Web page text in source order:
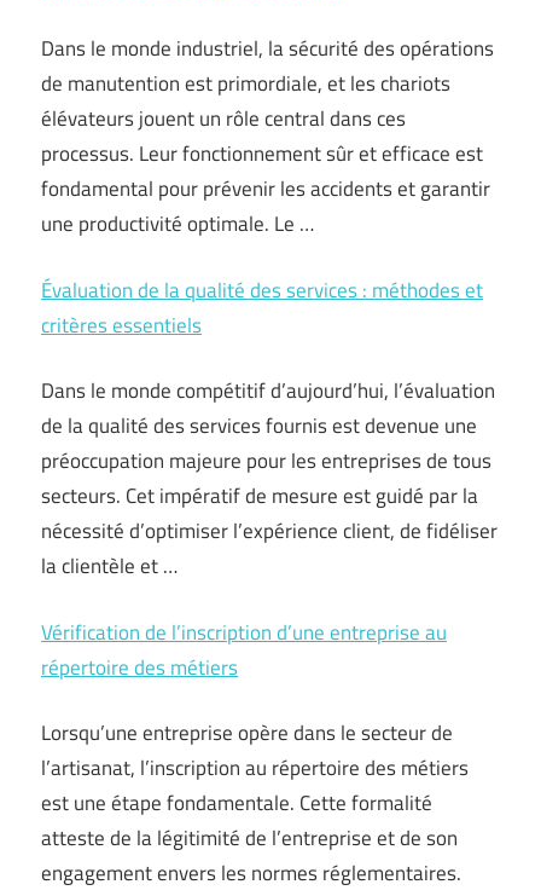
Dans le monde industriel, la sécurité des opérations
de manutention est primordiale, et les chariots
élévateurs jouent un rôle central dans ces
processus. Leur fonctionnement sûr et efficace est
fondamental pour prévenir les accidents et garantir
une productivité optimale. Le …
Évaluation de la qualité des services : méthodes et
critères essentiels
Dans le monde compétitif d’aujourd’hui, l’évaluation
de la qualité des services fournis est devenue une
préoccupation majeure pour les entreprises de tous
secteurs. Cet impératif de mesure est guidé par la
nécessité d’optimiser l’expérience client, de fidéliser
la clientèle et …
Vérification de l’inscription d’une entreprise au
répertoire des métiers
Lorsqu’une entreprise opère dans le secteur de
l’artisanat, l’inscription au répertoire des métiers
est une étape fondamentale. Cette formalité
atteste de la légitimité de l’entreprise et de son
engagement envers les normes réglementaires.